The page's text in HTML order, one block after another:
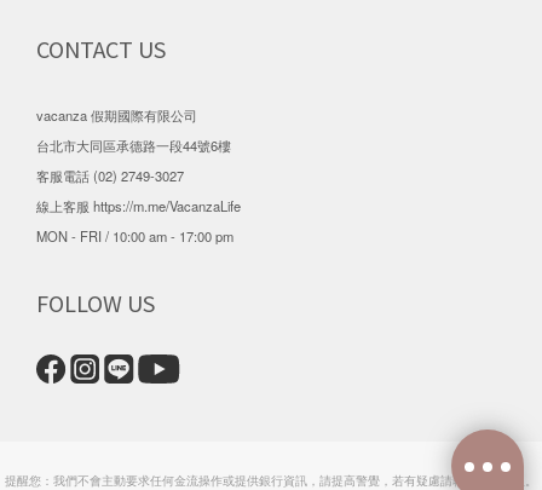
CONTACT US
vacanza 假期國際有限公司
台北市大同區承德路一段44號6樓
客服電話 (02) 2749-3027
線上客服 https://m.me/VacanzaLife
MON - FRI / 10:00 am - 17:00 pm
FOLLOW US
提醒您：我們不會主動要求任何金流操作或提供銀行資訊，請提高警覺，若有疑慮請聯繫官方客服。